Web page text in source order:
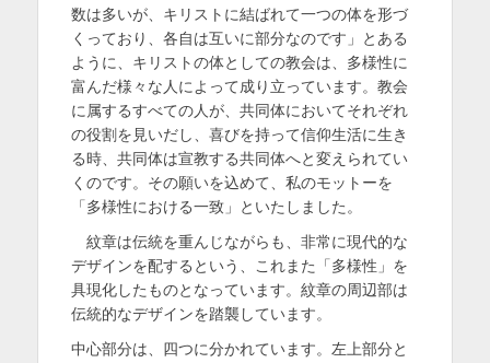
数は多いが、キリストに結ばれて一つの体を形づ
くっており、各自は互いに部分なのです」とある
ように、キリストの体としての教会は、多様性に
富んだ様々な人によって成り立っています。教会
に属するすべての人が、共同体においてそれぞれ
の役割を見いだし、喜びを持って信仰生活に生き
る時、共同体は宣教する共同体へと変えられてい
くのです。その願いを込めて、私のモットーを
「多様性における一致」といたしました。
紋章は伝統を重んじながらも、非常に現代的な
デザインを配するという、これまた「多様性」を
具現化したものとなっています。紋章の周辺部は
伝統的なデザインを踏襲しています。
中心部分は、四つに分かれています。左上部分と